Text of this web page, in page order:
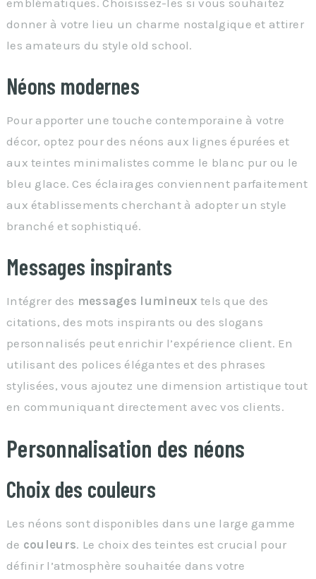
emblématiques. Choisissez-les si vous souhaitez
donner à votre lieu un charme nostalgique et attirer
les amateurs du style old school.
Néons modernes
Pour apporter une touche contemporaine à votre
décor, optez pour des néons aux lignes épurées et
aux teintes minimalistes comme le blanc pur ou le
bleu glace. Ces éclairages conviennent parfaitement
aux établissements cherchant à adopter un style
branché et sophistiqué.
Messages inspirants
Intégrer des messages lumineux tels que des
citations, des mots inspirants ou des slogans
personnalisés peut enrichir l’expérience client. En
utilisant des polices élégantes et des phrases
stylisées, vous ajoutez une dimension artistique tout
en communiquant directement avec vos clients.
Personnalisation des néons
Choix des couleurs
Les néons sont disponibles dans une large gamme
de couleurs. Le choix des teintes est crucial pour
définir l’atmosphère souhaitée dans votre